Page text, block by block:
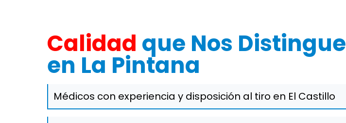
Calidad que Nos Distingue
en La Pintana
Médicos con experiencia y disposición al tiro en El Castillo